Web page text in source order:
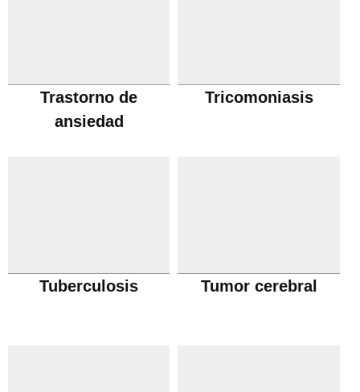
Trastorno de
ansiedad
Tricomoniasis
Tuberculosis Tumor cerebral